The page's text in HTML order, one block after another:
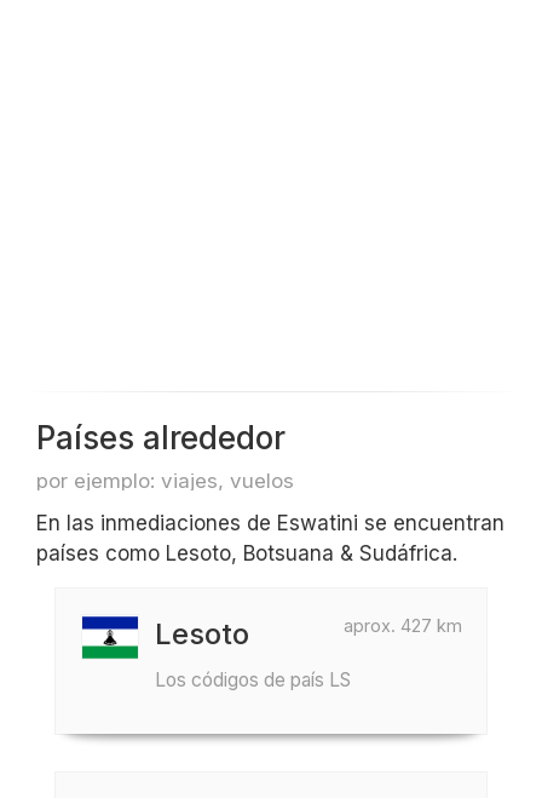
Países alrededor
por ejemplo: viajes, vuelos
En las inmediaciones de Eswatini se encuentran
países como Lesoto, Botsuana & Sudáfrica.
aprox. 427 km
Lesoto
Los códigos de país LS